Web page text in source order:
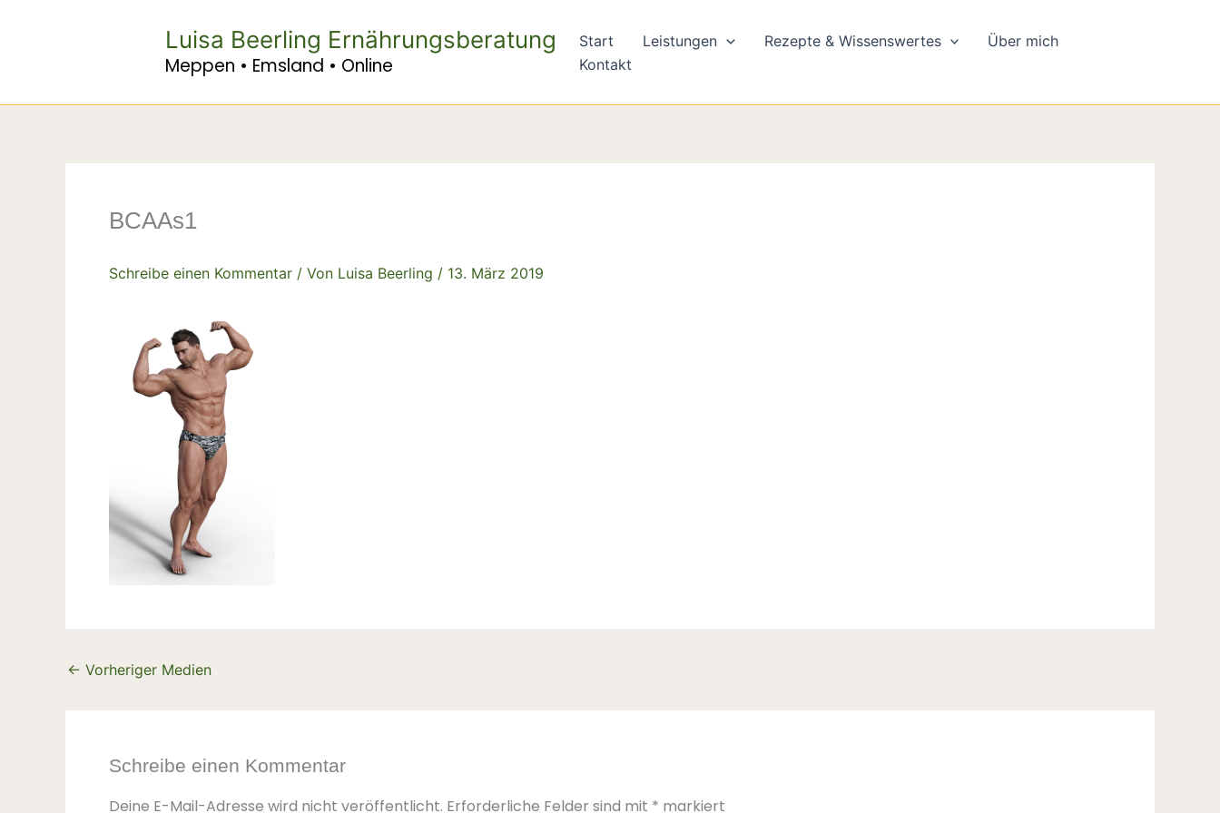
Luisa Beerling Ernährungsberatung
Meppen • Emsland • Online
Start Leistungen Rezepte & Wissenswertes
Über mich
Kontakt
BCAAs1
Schreibe einen Kommentar / Von Luisa Beerling / 13. März 2019
← Vorheriger Medien
Schreibe einen Kommentar
Deine E-Mail-Adresse wird nicht veröffentlicht. Erforderliche Felder sind mit * markiert